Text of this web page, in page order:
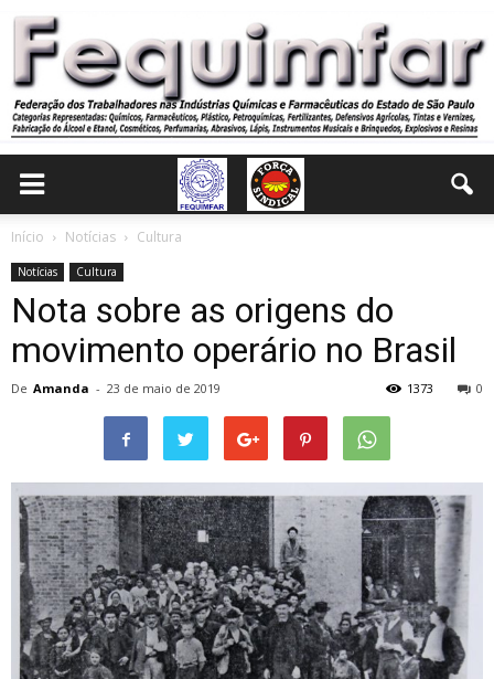
Início Notícias Cultura
Notícias Cultura
Nota sobre as origens do
movimento operário no Brasil
De Amanda - 23 de maio de 2019 0
1373